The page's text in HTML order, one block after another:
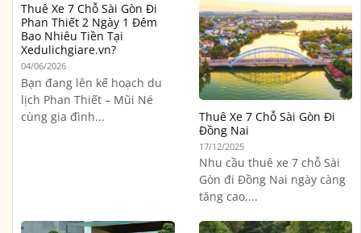
Thuê Xe 7 Chỗ Sài Gòn Đi
Phan Thiết 2 Ngày 1 Đêm
Bao Nhiêu Tiền Tại
Xedulichgiare.vn?
04/06/2026
Bạn đang lên kế hoạch du
lịch Phan Thiết – Mũi Né
cùng gia đình...
Thuê Xe 7 Chỗ Sài Gòn Đi
Đồng Nai
17/12/2025
Nhu cầu thuê xe 7 chỗ Sài
Gòn đi Đồng Nai ngày càng
tăng cao,...